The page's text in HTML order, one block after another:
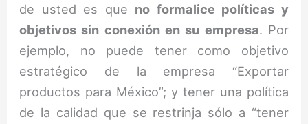
de usted es que no formalice políticas y
objetivos sin conexión en su empresa. Por
ejemplo, no puede tener como objetivo
estratégico de la empresa “Exportar
productos para México”; y tener una política
de la calidad que se restrinja sólo a “tener